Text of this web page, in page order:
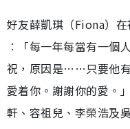
好友薛凱琪（Fiona）
︰「每一年每當有一個
祝，原因是……只要他
愛着你。謝謝你的愛。
軒、容祖兒、李榮浩及